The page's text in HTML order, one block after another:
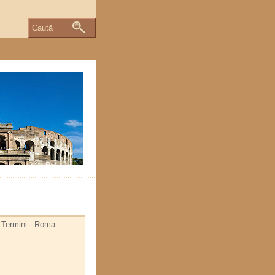
- Roma
Caută